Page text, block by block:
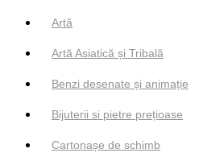
Artă
Artă Asiatică și Tribală
Benzi desenate și animație
Bijuterii si pietre prețioase
Cartonașe de schimb